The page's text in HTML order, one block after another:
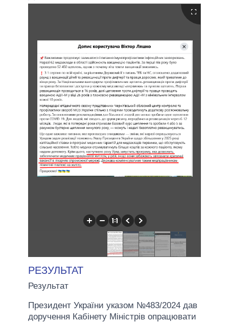
РЕЗУЛЬТАТ
Результат
Президент України указом №483/2024 дав
доручення Кабінету Міністрів опрацювати